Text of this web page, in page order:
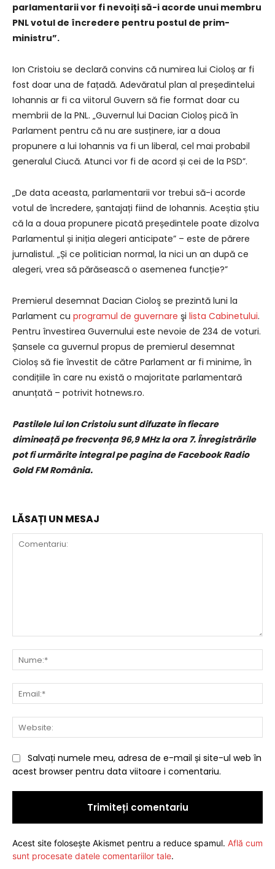
parlamentarii vor fi nevoiți să-i acorde unui membru
PNL votul de încredere pentru postul de prim-
ministru”.
Ion Cristoiu se declară convins că numirea lui Cioloș ar fi
fost doar una de fațadă. Adevăratul plan al președintelui
Iohannis ar fi ca viitorul Guvern să fie format doar cu
membrii de la PNL. „Guvernul lui Dacian Cioloș pică în
Parlament pentru că nu are susținere, iar a doua
propunere a lui Iohannis va fi un liberal, cel mai probabil
generalul Ciucă. Atunci vor fi de acord și cei de la PSD”.
„De data aceasta, parlamentarii vor trebui să-i acorde
votul de încredere, șantajați fiind de Iohannis. Aceștia știu
că la a doua propunere picată președintele poate dizolva
Parlamentul și iniția alegeri anticipate” – este de părere
jurnalistul. „Și ce politician normal, la nici un an după ce
alegeri, vrea să părăsească o asemenea funcție?”
Premierul desemnat Dacian Cioloş se prezintă luni la
Parlament cu programul de guvernare şi lista Cabinetului.
Pentru învestirea Guvernului este nevoie de 234 de voturi.
Șansele ca guvernul propus de premierul desemnat
Cioloș să fie învestit de către Parlament ar fi minime, în
condițiile în care nu există o majoritate parlamentară
anunțată – potrivit hotnews.ro.
Pastilele lui Ion Cristoiu sunt difuzate în fiecare
dimineață pe frecvența 96,9 MHz la ora 7. Înregistrările
pot fi urmărite integral pe pagina de Facebook Radio
Gold FM România.
LĂSAȚI UN MESAJ
Salvați numele meu, adresa de e-mail și site-ul web în
acest browser pentru data viitoare i comentariu.
Acest site folosește Akismet pentru a reduce spamul. Află cum
sunt procesate datele comentariilor tale.